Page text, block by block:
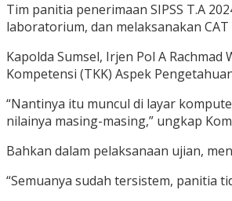
Tim panitia penerimaan SIPSS T.A
laboratorium, dan melaksanakan
Kapolda Sumsel, Irjen Pol A
Kompetensi (TKK) Aspek
“Nantinya itu muncul di layar
nilainya masing-masing,” ungkap
Bahkan dalam pelaksanaan ujian,
“Semuanya sudah tersistem, panitia